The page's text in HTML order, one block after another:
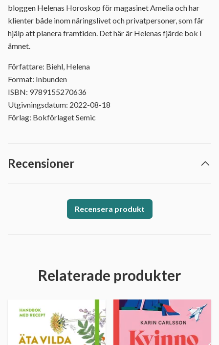
bloggen Helenas Horoskop för magasinet Amelia och har
klienter både inom näringslivet och privatpersoner, som får
hjälp att planera framtiden. Det här är Helenas fjärde bok i
ämnet.
Författare: Biehl, Helena
Format: Inbunden
ISBN: 9789155270636
Utgivningsdatum: 2022-08-18
Förlag: Bokförlaget Semic
Recensioner
Recensera produkt
Relaterade produkter